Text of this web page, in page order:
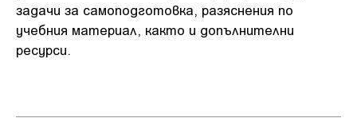
задачи за самоподготовка, разяснения по
учебния материал, както и допълнителни
ресурси.